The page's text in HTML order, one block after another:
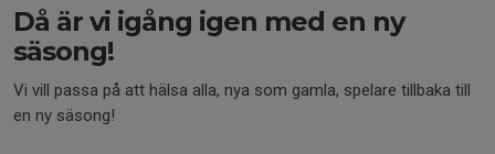
Då är vi igång igen med en ny
säsong!
Vi vill passa på att hälsa alla, nya som gamla, spelare tillbaka till
en ny säsong!